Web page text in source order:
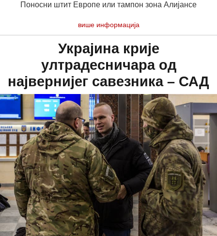
Поносни штит Европе или тампон зона Алијансе
више информација
Украјина крије
ултрадесничара од
највернијег савезника – САД